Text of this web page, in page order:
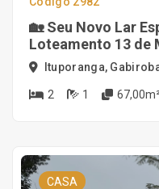
🏡 Seu Novo Lar
Loteamento 13 de
Ituporanga,
2 1
CASA